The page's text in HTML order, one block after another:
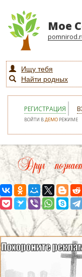
Мое
Ищу тебя
Найти родных
РЕГИСТРАЦИЯ
ВОЙТИ ВДЕМО РЕЖИМЕ
Друг